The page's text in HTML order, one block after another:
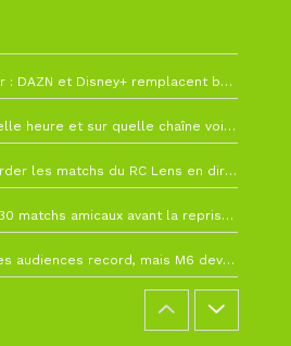
La Liga change de diffuseur : DAZN et Disney+ remplacent beIN Sports !
RC Lens – Villarreal : à quelle heure et sur quelle chaîne voir la finale de la Como Cup ?
Como Cup : comment regarder les matchs du RC Lens en direct ?
Ligue 1+ diffusera plus de 30 matchs amicaux avant la reprise de la Ligue 1
Coupe du monde 2026 : des audiences record, mais M6 devrait perdre très gros !